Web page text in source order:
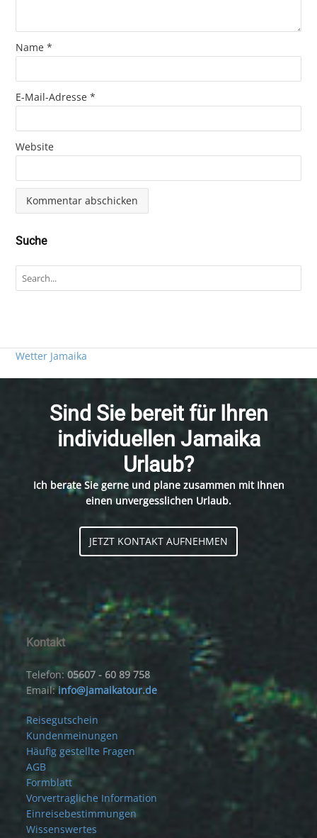
Name*
E-Mail-Adresse*
Website
Suche
Wetter Jamaika
Sind Sie bereit für Ihren
individuellen Jamaika
Urlaub?
Ich berate Sie gerne und plane zusammen mit Ihnen
einen unvergesslichen Urlaub.
JETZT KONTAKT AUFNEHMEN
Wetter Jamaika
Kontakt
Telefon:05607 - 60 89 758
Email:info@jamaikatour.de
Reisegutschein
Kundenmeinungen
Häufig gestellte Fragen
AGB
Formblatt
Vorvertragliche Information
Einreisebestimmungen
Wissenswertes